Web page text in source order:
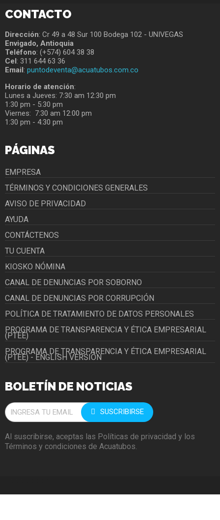
CONTACTO
Dirección: Cr 49 a 48 Sur 100 Bodega 102 - UNIVEGAS
Envigado, Antioquia
Teléfono: (+574) 604 38 38
Cel: 311 644 63 36
Email: puntodeventa@acuatubos.com.co
Horario de atención:
Lunes a Jueves: 7:30 am 12:30 pm
1:30 pm - 5:30 pm
Viernes: 7:30 am 12:00 pm
1:30 pm - 4:30 pm
PÁGINAS
EMPRESA
TÉRMINOS Y CONDICIONES GENERALES
AVISO DE PRIVACIDAD
AYUDA
CONTÁCTENOS
TU CUENTA
KIOSKO NÓMINA
CANAL DE DENUNCIAS POR SOBORNO
CANAL DE DENUNCIAS POR CORRUPCIÓN
POLÍTICA DE TRATAMIENTO DE DATOS PERSONALES
PROGRAMA DE TRANSPARENCIA Y ÉTICA EMPRESARIAL
(PTEE)
PROGRAMA DE TRANSPARENCIA Y ÉTICA EMPRESARIAL
(PTEE) - ENGLISH VERSIÓN
BOLETÍN DE NOTICIAS
SUSCRIBIRSE
Al suscribirse, aceptas las Políticas de privacidad y los
Términos y condiciones de Acuatubos.